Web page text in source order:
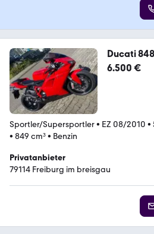
Ducati
6.500 €
Sportler/Supersportler• EZ 08/2010 •
• 849 cm³• Benzin
Privatanbieter
79114 Freiburg im breisgau